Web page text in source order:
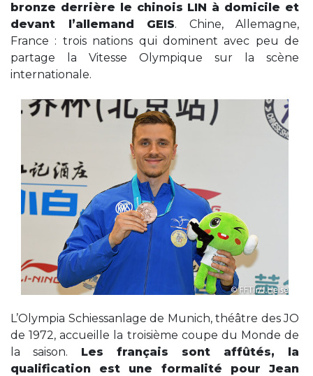
bronze derrière le chinois LIN à domicile et
devant l’allemand GEIS. Chine, Allemagne,
France : trois nations qui dominent avec peu de
partage la Vitesse Olympique sur la scène
internationale.
L’Olympia Schiessanlage de Munich, théâtre des JO
de 1972, accueille la troisième coupe du Monde de
la saison. Les français sont affûtés, la
qualification est une formalité pour Jean